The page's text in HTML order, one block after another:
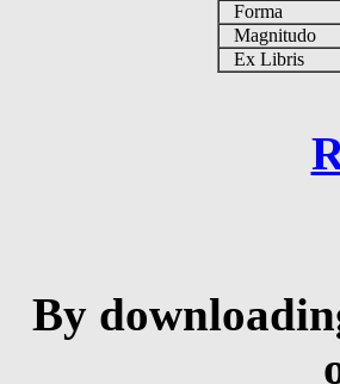
Forma
Magnitudo
Ex Libris
By